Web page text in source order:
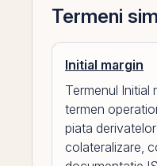
Termeni
Initial margin
Termenul Initial
termen
piata
colateralizare,